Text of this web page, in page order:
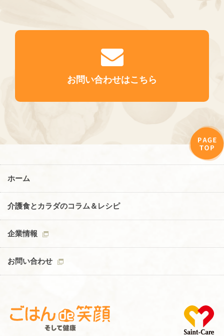
お問い合わせはこちら
ホーム
介護食とカラダのコラム＆レシピ
企業情報
お問い合わせ